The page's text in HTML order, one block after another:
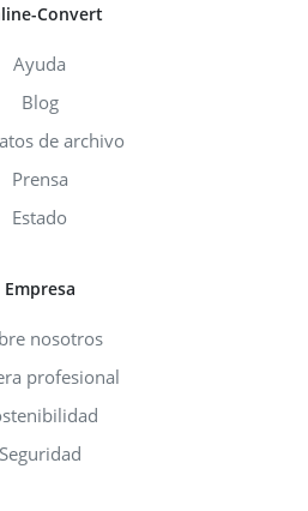
Convert
Ayuda
Blog
de archivo
Prensa
Estado
Empresa
nosotros
profesional
Seguridad